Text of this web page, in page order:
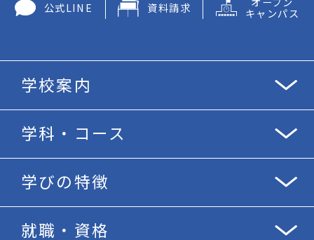
公式LINE 資料請求 キャンパス
学校案内
学科・コース
学びの特徴
就職・資格